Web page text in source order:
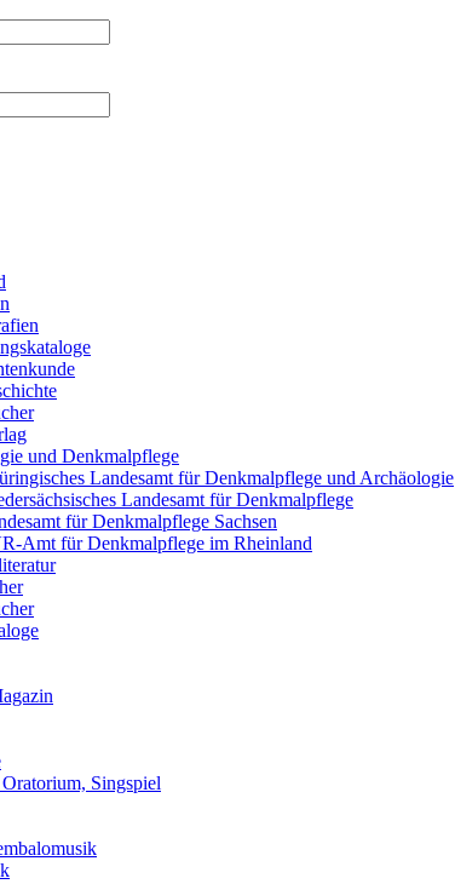
und Denkmalpflege
Landesamt für Denkmalpflege und Archäologie
Landesamt für Denkmalpflege
für Denkmalpflege Sachsen
Amt für Denkmalpflege im Rheinland
Singspiel